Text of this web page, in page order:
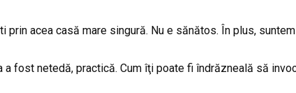
prin acea casă mare singură. Nu e sănătos. În plus,
a fost netedă, practică. Cum îţi poate fi îndrăzneală să